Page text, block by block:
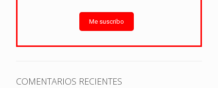
Me suscribo
COMENTARIOS RECIENTES